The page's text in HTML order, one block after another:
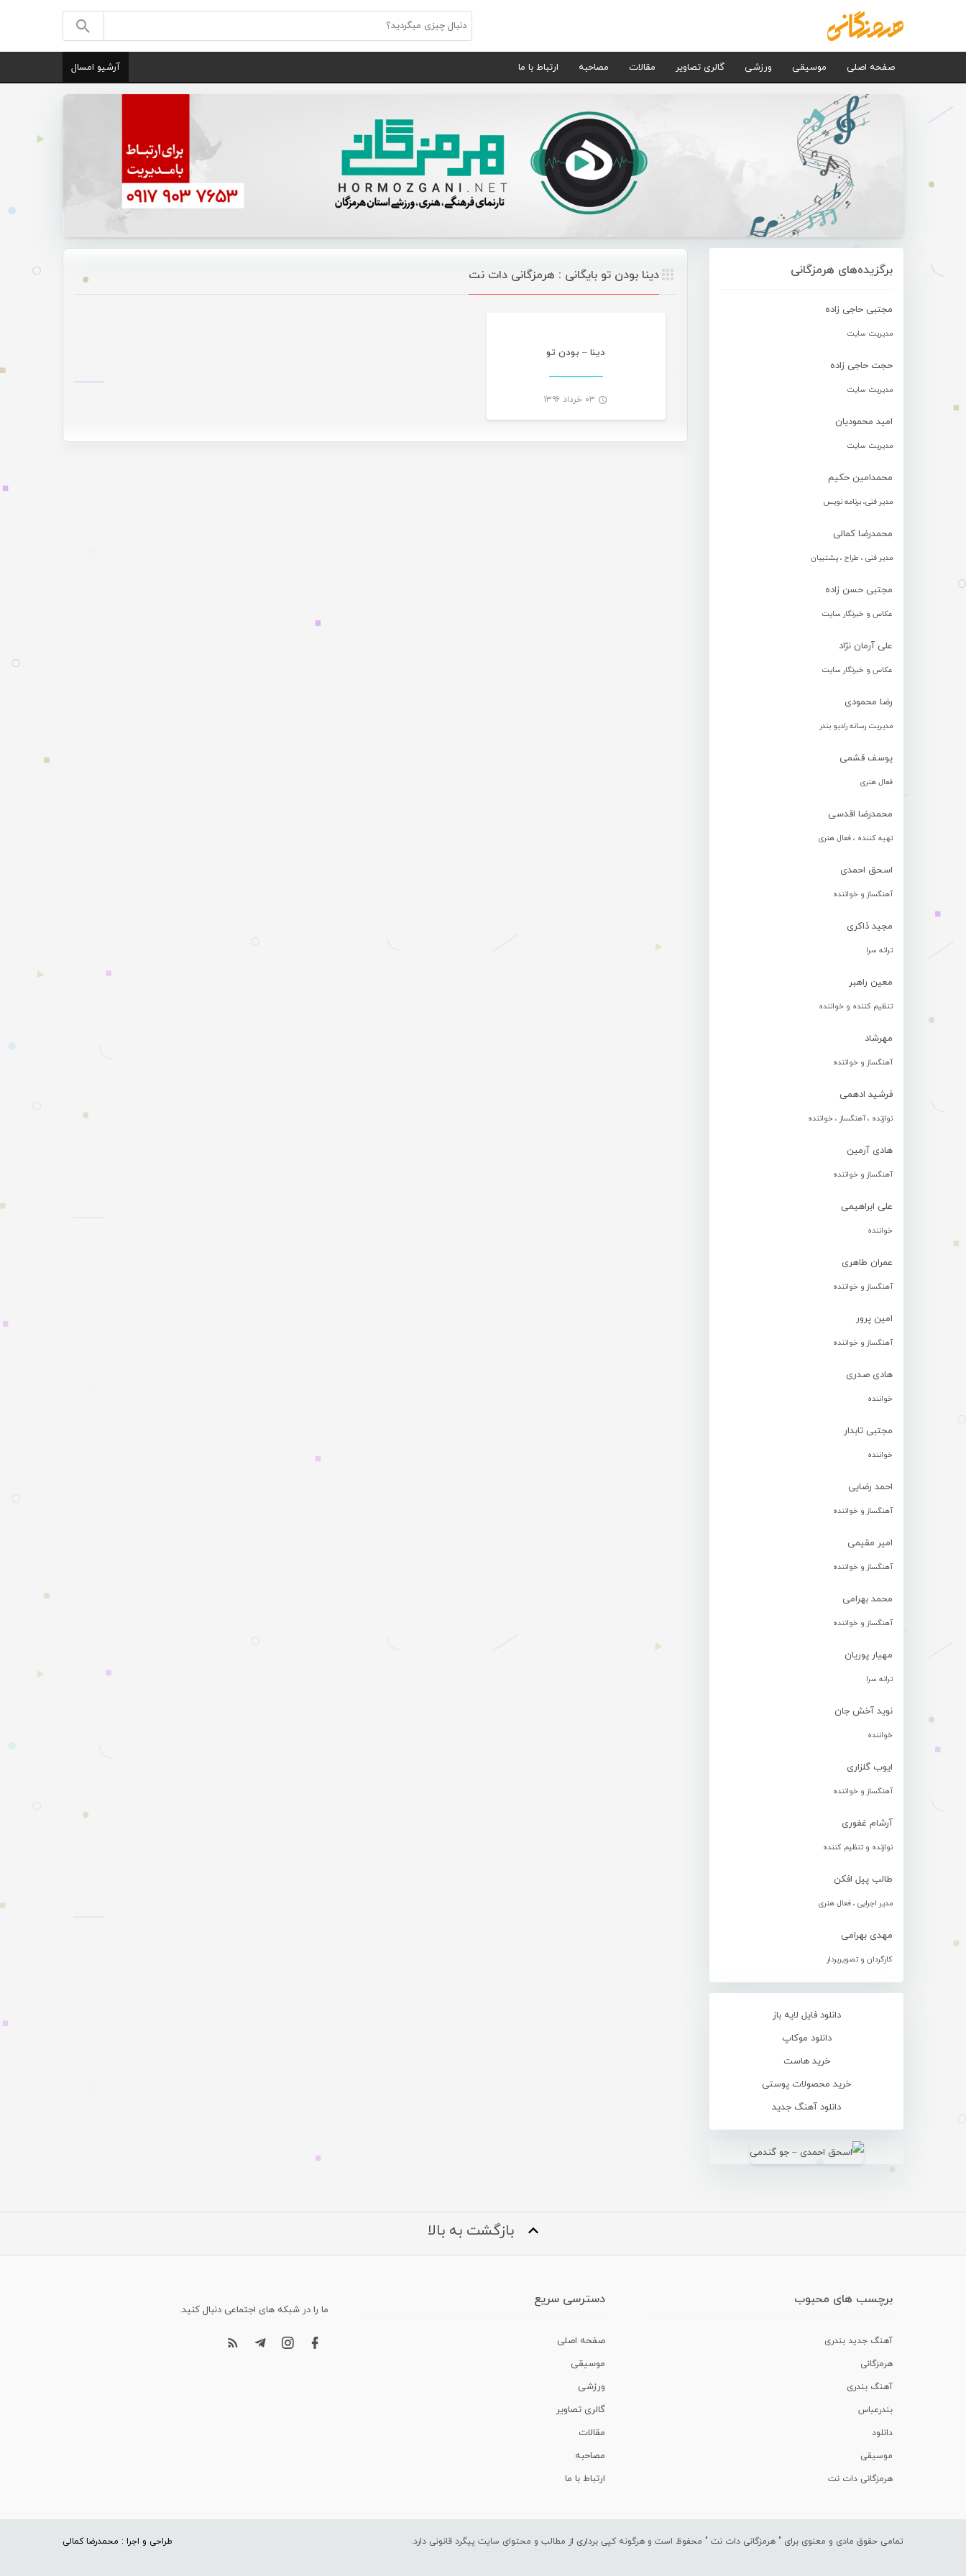
صفحه اصلی موسیقی ورزشی گالری تصاویر مقالات مصاحبه ارتباط با ما آرشیو امسال
برگزیده‌های هرمزگانی
مجتبی حاجی زاده
مدیریت سایت
حجت حاجی زاده
مدیریت سایت
امید محمودیان
مدیریت سایت
محمدامین حکیم
مدیر فنی، برنامه نویس
محمدرضا کمالی
مدیر فنی ، طراح ، پشتیبان
مجتبی حسن زاده
عکاس و خبرنگار سایت
علی آرمان نژاد
عکاس و خبرنگار سایت
رضا محمودی
مدیریت رسانه رادیو بندر
یوسف قشمی
فعال هنری
محمدرضا اقدسی
تهیه کننده ، فعال هنری
اسحق احمدی
آهنگساز و خواننده
مجید ذاکری
ترانه سرا
معین راهبر
تنظیم کننده و خواننده
مهرشاد
آهنگساز و خواننده
فرشید ادهمی
نوازنده ، آهنگساز ، خواننده
هادی آرمین
آهنگساز و خواننده
علی ابراهیمی
خواننده
عمران طاهری
آهنگساز و خواننده
امین پرور
آهنگساز و خواننده
هادی صدری
خواننده
مجتبی تابدار
خواننده
احمد رضایی
آهنگساز و خواننده
امیر مقیمی
آهنگساز و خواننده
محمد بهرامی
آهنگساز و خواننده
مهیار پوریان
ترانه سرا
نوید آخش جان
خواننده
ایوب گلزاری
آهنگساز و خواننده
آرشام غفوری
نوازنده و تنظیم کننده
طالب پیل افکن
مدیر اجرایی ، فعال هنری
مهدی بهرامی
کارگردان و تصویربردار
دانلود فایل لایه باز
دانلود موکاپ
خرید هاست
خرید محصولات پوستی
دانلود آهنگ جدید
دینا بودن تو بایگانی : هرمزگانی دات نت
دینا – بودن تو
۰۳ خرداد ۱۳۹۶
بازگشت به بالا
برچسب های محبوب
آهنگ جدید بندری
هرمزگانی
آهنگ بندری
بندرعباس
دانلود
موسیقی
هرمزگانی دات نت
دسترسی سریع
صفحه اصلی
موسیقی
ورزشی
گالری تصاویر
مقالات
مصاحبه
ارتباط با ما
ما را در شبکه های اجتماعی دنبال کنید.
تمامی حقوق مادی و معنوی برای " هرمزگانی دات نت " محفوظ است و هرگونه کپی برداری از مطالب و محتوای سایت پیگرد قانونی دارد. طراحی و اجرا : محمدرضا کمالی